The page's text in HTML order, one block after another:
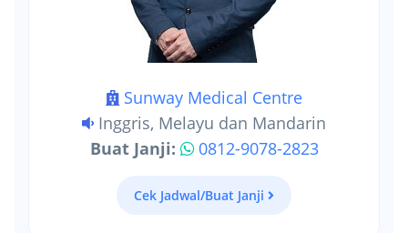
Sunway Medical Centre
Inggris, Melayu dan Mandarin
Buat Janji:
0812-9078-2823
Cek Jadwal/Buat Janji